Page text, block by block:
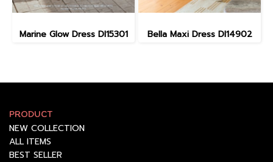
Marine Glow Dress DI15301 Bella Maxi Dress DI14902
PRODUCT
NEW COLLECTION
ALL ITEMS
BEST SELLER